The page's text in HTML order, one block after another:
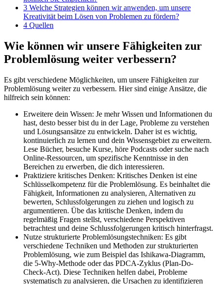
3 Welche Strategien können wir anwenden, um unsere
Kreativität beim Lösen von Problemen zu fördern?
4 Quellen
Wie können wir unsere Fähigkeiten zur
Problemlösung weiter verbessern?
Es gibt verschiedene Möglichkeiten, um unsere Fähigkeiten zur
Problemlösung weiter zu verbessern. Hier sind einige Ansätze, die
hilfreich sein können:
Erweitere dein Wissen: Je mehr Wissen und Informationen du
hast, desto besser bist du in der Lage, Probleme zu verstehen
und Lösungsansätze zu entwickeln. Daher ist es wichtig,
kontinuierlich zu lernen und dein Wissensgebiet zu erweitern.
Lese Bücher, besuche Kurse, höre Podcasts oder suche nach
Online-Ressourcen, um spezifische Kenntnisse in den
Bereichen zu erwerben, die dich interessieren.
Praktiziere kritisches Denken: Kritisches Denken ist eine
Schlüsselkompetenz für die Problemlösung. Es beinhaltet die
Fähigkeit, Informationen zu analysieren, Alternativen zu
bewerten, Schlussfolgerungen zu ziehen und logisch zu
argumentieren. Übe das kritische Denken, indem du
regelmäßig Fragen stellst, verschiedene Perspektiven
betrachtest und deine Schlussfolgerungen kritisch hinterfragst.
Nutze strukturierte Problemlösungstechniken: Es gibt
verschiedene Techniken und Methoden zur strukturierten
Problemlösung, wie zum Beispiel das Ishikawa-Diagramm,
die 5-Why-Methode oder das PDCA-Zyklus (Plan-Do-
Check-Act). Diese Techniken helfen dabei, Probleme
systematisch zu analysieren, die Ursachen zu identifizieren